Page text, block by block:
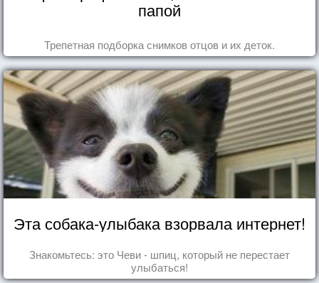
папой
Трепетная подборка снимков отцов и их деток.
Эта собака-улыбака взорвала интернет!
Знакомьтесь: это Чеви - шпиц, который не перестает
улыбаться!